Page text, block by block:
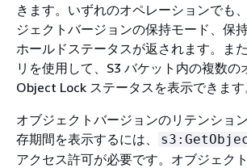
きます。いずれのオペレーションでも
ジェクトバージョンの保持モード、保
ホールドステータスが返されます。ま
リを使用して、S3 バケット内の複数の
Object Lock ステータスを表示できます
オブジェクトバージョンのリテンショ
存期間を表示するには、
アクセス許可が必要です。オブジェク